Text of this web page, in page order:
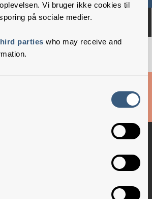
Vi bruger ikke cookies til
på sociale medier.
parties who may receive and